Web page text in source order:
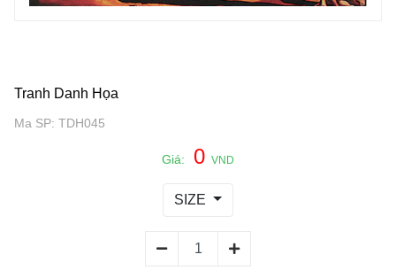
Tranh Danh Họa
Ma SP: TDH045
Giá: 0 VND
SIZE